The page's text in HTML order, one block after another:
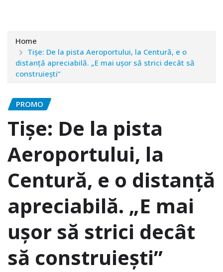
Home
Tișe: De la pista Aeroportului, la Centură, e o
distanță apreciabilă. „E mai ușor să strici decât să
construiești”
PROMO
Tișe: De la pista
Aeroportului, la
Centură, e o distanță
apreciabilă. „E mai
ușor să strici decât
să construiești”